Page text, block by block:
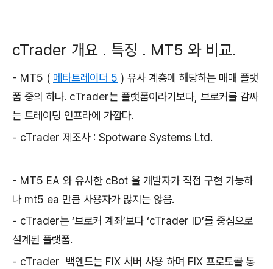
cTrader 개요 . 특징 . MT5 와 비교.
- MT5 ( 메타트레이더 5 ) 유사 계층에 해당하는 매매 플랫
폼 중의 하나. cTrader는 플랫폼이라기보다, 브로커를 감싸
는 트레이딩 인프라에 가깝다.
- cTrader 제조사 : Spotware Systems Ltd.
- MT5 EA 와 유사한 cBot 을 개발자가 직접 구현 가능하
나 mt5 ea 만큼 사용자가 많지는 않음.
- cTrader는 ‘브로커 계좌’보다 ‘cTrader ID’를 중심으로
설계된 플랫폼️.
- cTrader 백엔드는 FIX 서버 사용 하며 FIX 프로토콜 통